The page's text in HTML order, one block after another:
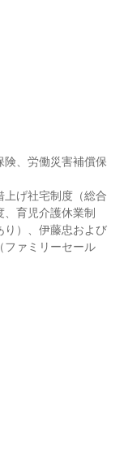
、労働災害補償保
げ社宅制度（総合
育児介護休業制
り）、伊藤忠および
ファミリーセール